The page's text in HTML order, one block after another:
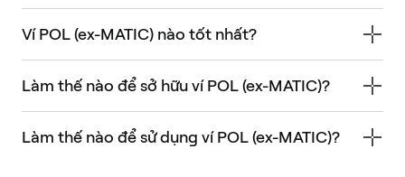
Ví POL (ex-MATIC) nào tốt nhất?
Làm thế nào để sở hữu ví POL (ex-MATIC)?
Làm thế nào để sử dụng ví POL (ex-MATIC)?